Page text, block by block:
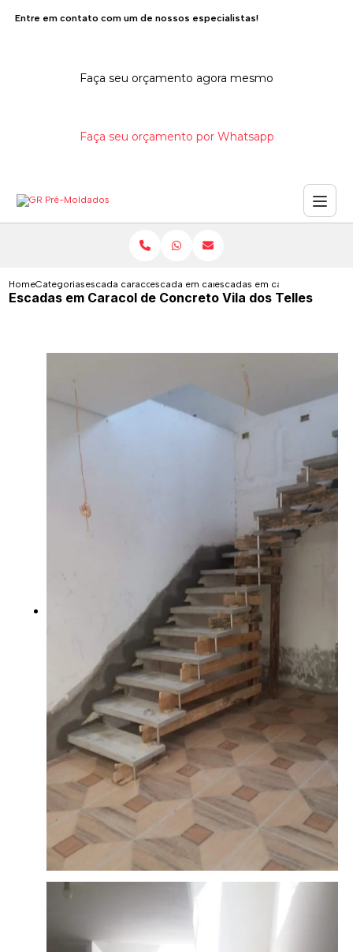
Entre em contato com um de nossos especialistas!
Faça seu orçamento agora mesmo
Faça seu orçamento por Whatsapp
HomeCategoriasescada caracol de concretoescada em caracol de concreto
escadas em caracol de
Escadas em Caracol de Concreto Vila dos Telles